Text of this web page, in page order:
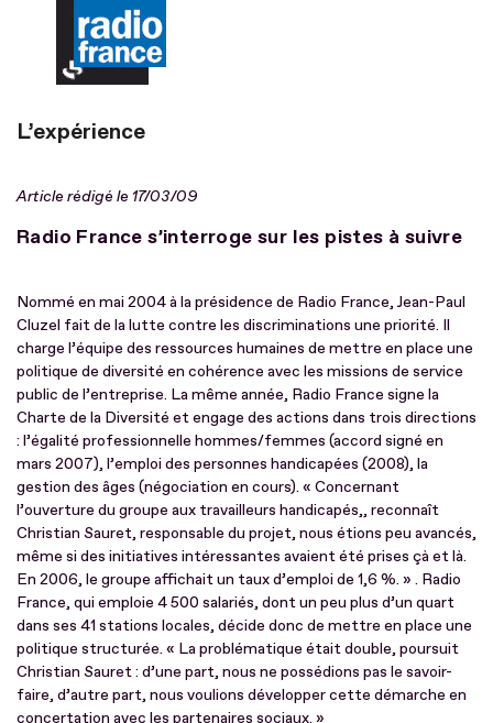
L’expérience
Article rédigé le 17/03/09
Radio France s’interroge sur les pistes à suivre
Nommé en mai 2004 à la présidence de Radio France, Jean-Paul
Cluzel fait de la lutte contre les discriminations une priorité. Il
charge l’équipe des ressources humaines de mettre en place une
politique de diversité en cohérence avec les missions de service
public de l’entreprise. La même année, Radio France signe la
Charte de la Diversité et engage des actions dans trois directions
: l’égalité professionnelle hommes/femmes (accord signé en
mars 2007), l’emploi des personnes handicapées (2008), la
gestion des âges (négociation en cours). « Concernant
l’ouverture du groupe aux travailleurs handicapés,, reconnaît
Christian Sauret, responsable du projet, nous étions peu avancés,
même si des initiatives intéressantes avaient été prises çà et là.
En 2006, le groupe affichait un taux d’emploi de 1,6 %. » . Radio
France, qui emploie 4 500 salariés, dont un peu plus d’un quart
dans ses 41 stations locales, décide donc de mettre en place une
politique structurée. « La problématique était double, poursuit
Christian Sauret : d’une part, nous ne possédions pas le savoir-
faire, d’autre part, nous voulions développer cette démarche en
concertation avec les partenaires sociaux. »